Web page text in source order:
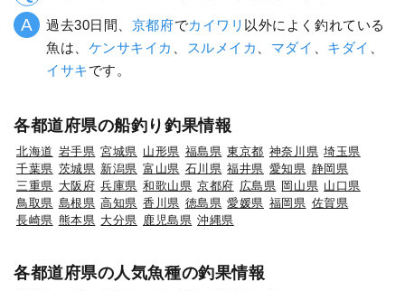
過去30日間、 京都府でカイワリ 以外によく釣れている
魚は、 ケンサキイカ スルメイカ マダイ キダイ
イサキです。
各都道府県の船釣り釣果情報
北海道 岩手県 宮城県 山形県 福島県 東京都 神奈川県 埼玉県
千葉県 茨城県 新潟県 富山県 石川県 福井県 愛知県 静岡県
三重県 大阪府 兵庫県 和歌山県 京都府 広島県 岡山県 山口県
鳥取県 島根県 高知県 香川県 徳島県 愛媛県 福岡県 佐賀県
長崎県 熊本県 大分県 鹿児島県 沖縄県
各都道府県の人気魚種の釣果情報